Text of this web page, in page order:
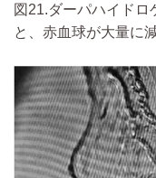
図21.ダーパハイドロ
と、赤血球が大量に